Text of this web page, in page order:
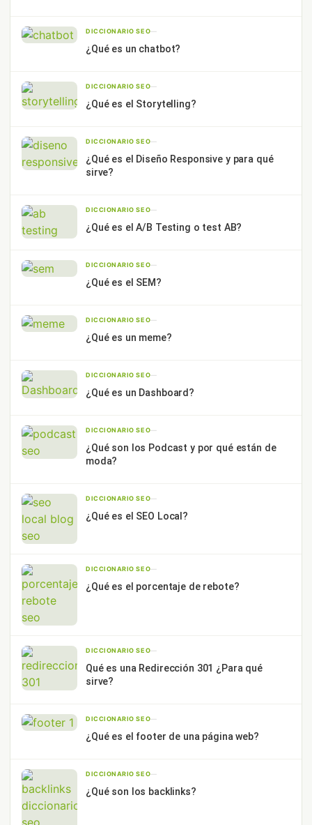
DICCIONARIO SEO—
¿Qué es un chatbot?
DICCIONARIO SEO—
¿Qué es el Storytelling?
DICCIONARIO SEO—
¿Qué es el Diseño Responsive y para qué
sirve?
DICCIONARIO SEO—
¿Qué es el A/B Testing o test AB?
DICCIONARIO SEO—
¿Qué es el SEM?
DICCIONARIO SEO—
¿Qué es un meme?
DICCIONARIO SEO—
¿Qué es un Dashboard?
DICCIONARIO SEO—
¿Qué son los Podcast y por qué están de
moda?
DICCIONARIO SEO—
¿Qué es el SEO Local?
DICCIONARIO SEO—
¿Qué es el porcentaje de rebote?
DICCIONARIO SEO—
Qué es una Redirección 301 ¿Para qué
sirve?
DICCIONARIO SEO—
¿Qué es el footer de una página web?
DICCIONARIO SEO—
¿Qué son los backlinks?